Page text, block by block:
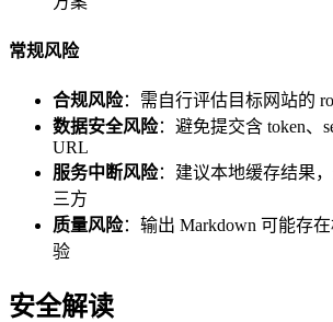
常规风险
合规风险：需自行评估目标网站的
数据安全风险：避免提交含 token、
URL
服务中断风险：建议本地缓存结果
三方
质量风险：输出 Markdown 可能存
验
安全解读